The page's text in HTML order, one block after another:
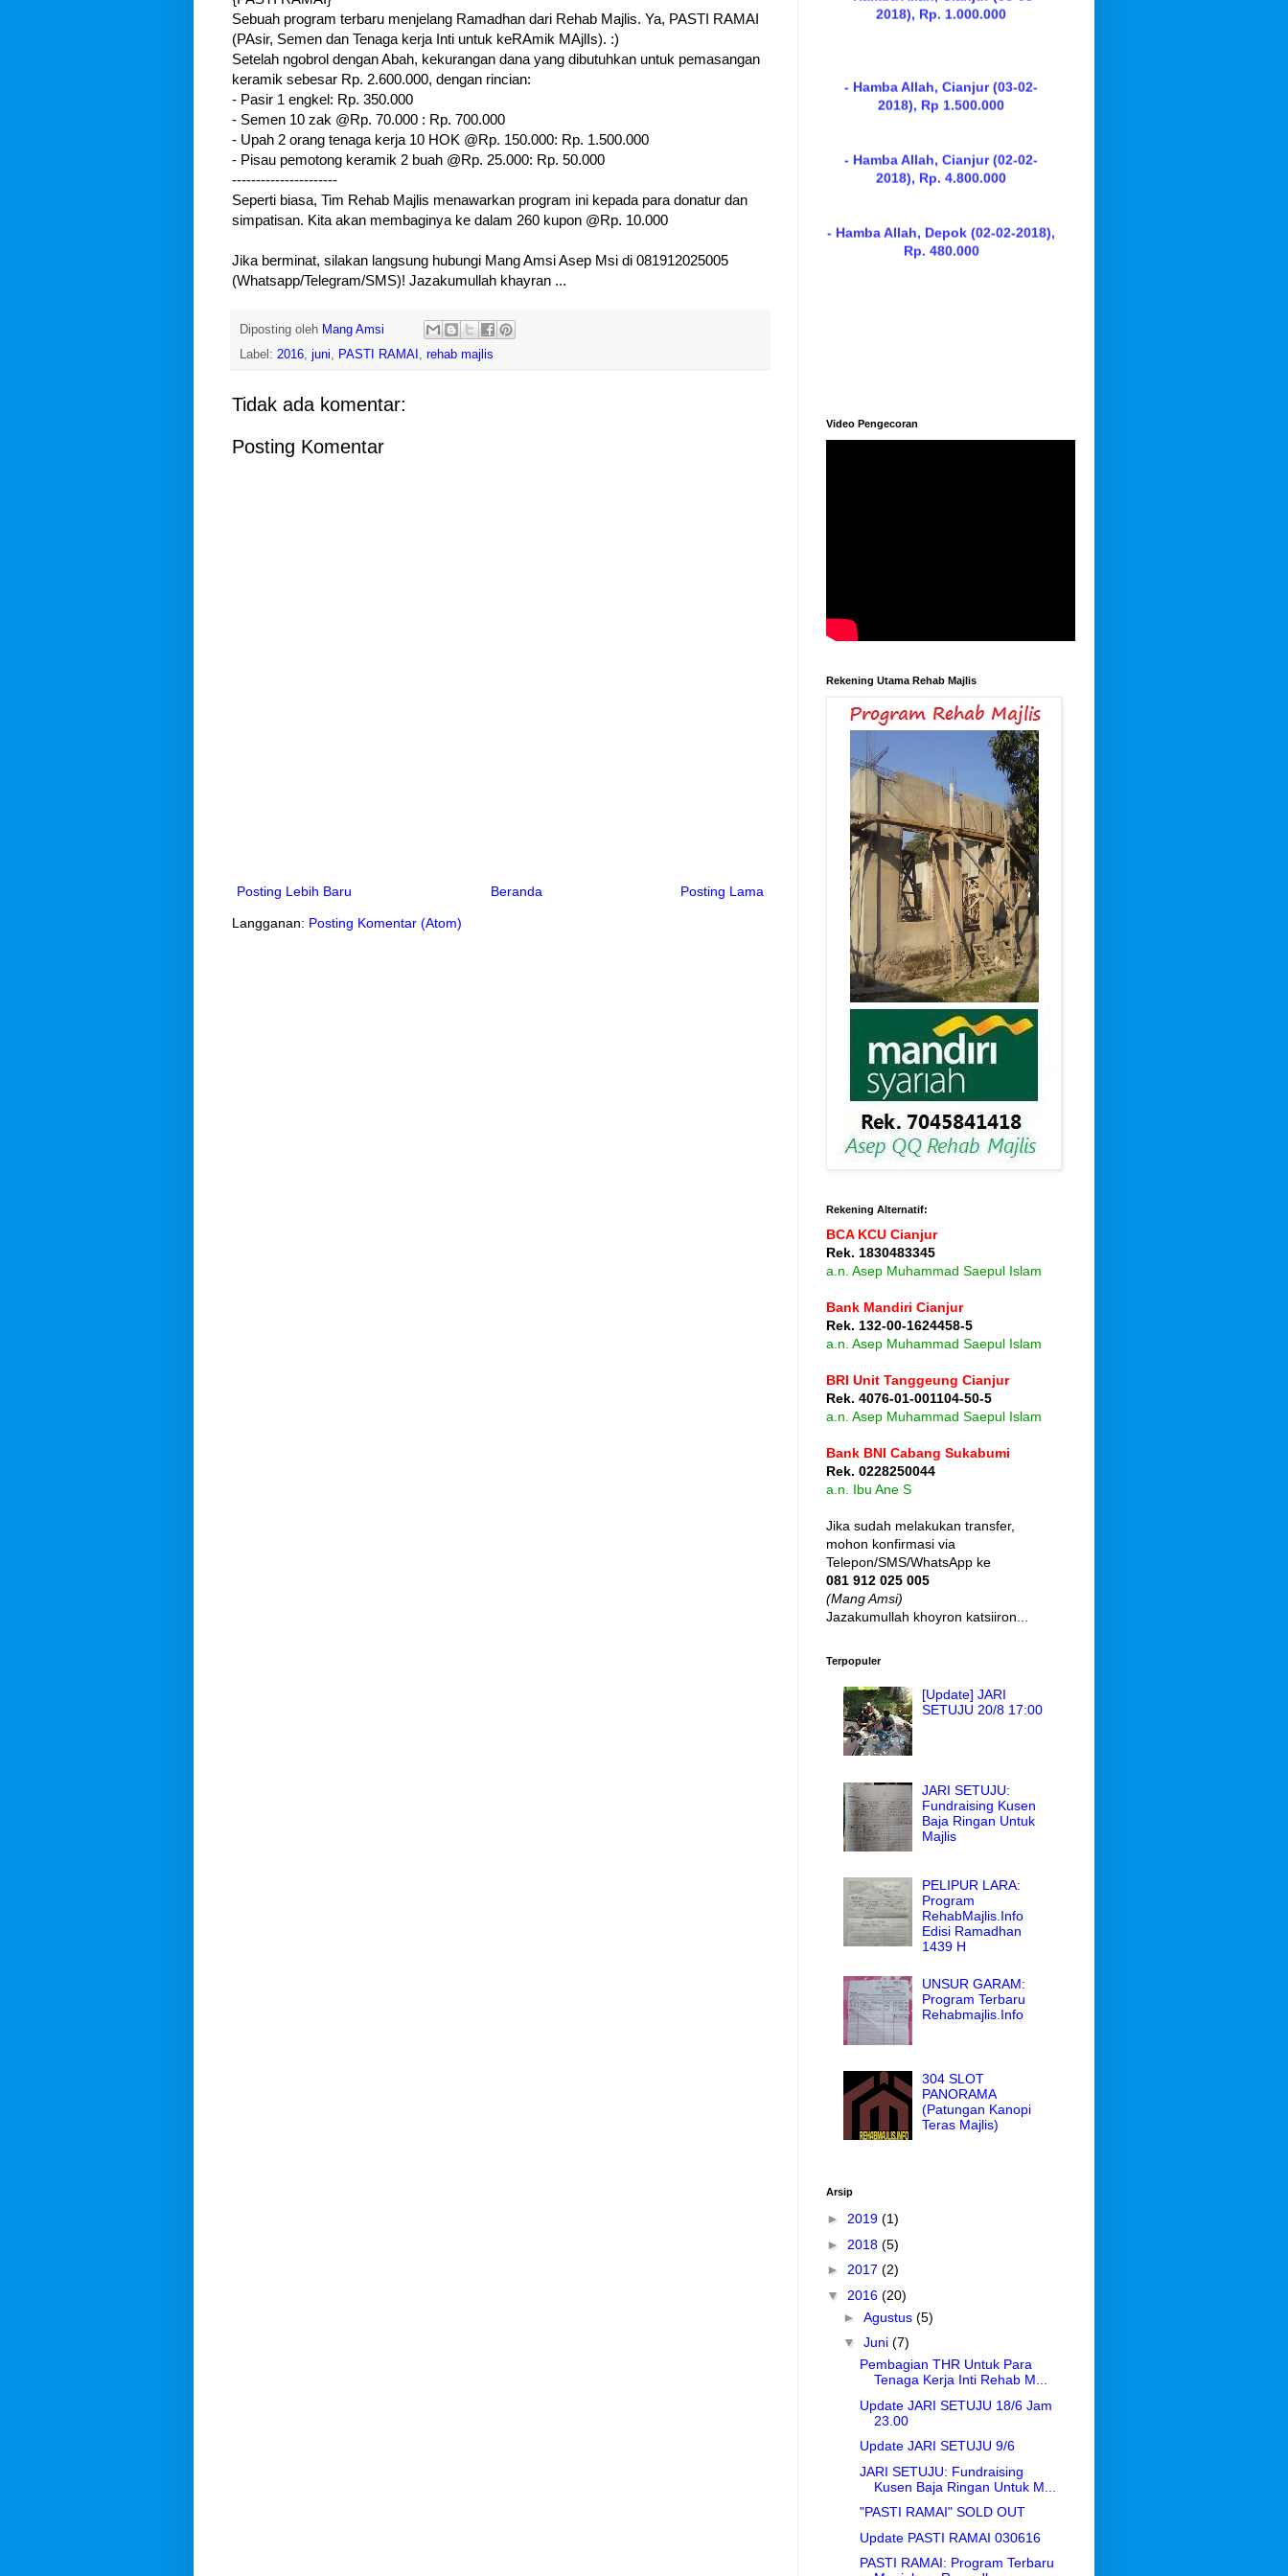
Sebuah program terbaru menjelang Ramadhan dari Rehab Majlis. Ya, PASTI RAMAI
(PAsir, Semen dan Tenaga kerja Inti untuk keRAmik MAjlIs). :)
Setelah ngobrol dengan Abah, kekurangan dana yang dibutuhkan untuk pemasangan
keramik sebesar Rp. 2.600.000, dengan rincian:
- Pasir 1 engkel: Rp. 350.000
- Semen 10 zak @Rp. 70.000 : Rp. 700.000
- Upah 2 orang tenaga kerja 10 HOK @Rp. 150.000: Rp. 1.500.000
- Pisau pemotong keramik 2 buah @Rp. 25.000: Rp. 50.000
----------------------
Seperti biasa, Tim Rehab Majlis menawarkan program ini kepada para donatur dan
simpatisan. Kita akan membaginya ke dalam 260 kupon @Rp. 10.000
Jika berminat, silakan langsung hubungi Mang Amsi Asep Msi di 081912025005
(Whatsapp/Telegram/SMS)! Jazakumullah khayran ...
Diposting oleh Mang Amsi
Label: 2016, juni, PASTI RAMAI , rehab majlis
Tidak ada komentar:
Posting Komentar
Posting Lebih Baru Posting Lama
Beranda
Langganan: Posting Komentar (Atom)
- Hamba Allah, Cianjur (03-02-
- Hamba Allah, Cianjur (02-02-
2018), Rp. 4.800.000
- Hamba Allah, Depok (02-02-2018),
Rp. 480.000
Video Pengecoran
Rekening Utama Rehab Majlis
Rekening Alternatif:
BCA KCU Cianjur
Rek. 1830483345
a.n. Asep Muhammad Saepul Islam
Bank Mandiri Cianjur
Rek. 132-00-1624458-5
a.n. Asep Muhammad Saepul Islam
BRI Unit Tanggeung Cianjur
Rek. 4076-01-001104-50-5
a.n. Asep Muhammad Saepul Islam
Bank BNI Cabang Sukabumi
Rek. 0228250044
a.n. Ibu Ane S
Jika sudah melakukan transfer,
mohon konfirmasi via
Telepon/SMS/WhatsApp ke
081 912 025 005
(Mang Amsi)
Jazakumullah khoyron katsiiron...
Terpopuler
[Update] JARI
SETUJU 20/8 17:00
JARI SETUJU:
Fundraising Kusen
Baja Ringan Untuk
Majlis
PELIPUR LARA:
Program
RehabMajlis.Info
Edisi Ramadhan
1439 H
UNSUR GARAM:
Program Terbaru
Rehabmajlis.Info
304 SLOT
PANORAMA
(Patungan Kanopi
Teras Majlis)
Arsip
► 2019 (1)
► 2018 (5)
► 2017 (2)
▼ 2016 (20)
► Agustus (5)
▼ Juni (7)
Pembagian THR Untuk Para
Tenaga Kerja Inti Rehab M...
Update JARI SETUJU 18/6 Jam
23.00
Update JARI SETUJU 9/6
JARI SETUJU: Fundraising
Kusen Baja Ringan Untuk M...
"PASTI RAMAI" SOLD OUT
Update PASTI RAMAI 030616
PASTI RAMAI: Program Terbaru